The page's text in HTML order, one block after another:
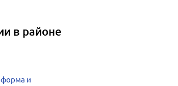
в районе
форма и